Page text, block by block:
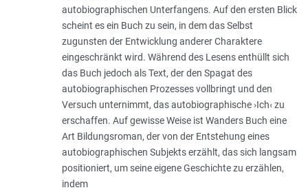
autobiographischen Unterfangens. Auf den ersten Blick
scheint es ein Buch zu sein, in dem das Selbst
zugunsten der Entwicklung anderer Charaktere
eingeschränkt wird. Während des Lesens enthüllt sich
das Buch jedoch als Text, der den Spagat des
autobiographischen Prozesses vollbringt und den
Versuch unternimmt, das autobiographische ›Ich‹ zu
erschaffen. Auf gewisse Weise ist Wanders Buch eine
Art Bildungsroman, der von der Entstehung eines
autobiographischen Subjekts erzählt, das sich langsam
positioniert, um seine eigene Geschichte zu erzählen,
indem